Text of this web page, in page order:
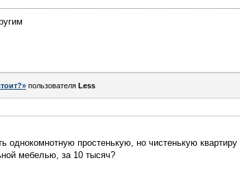
пользователя Less
однокомнотную простенькую, но чистенькую
мебелью, за 10 тысяч?